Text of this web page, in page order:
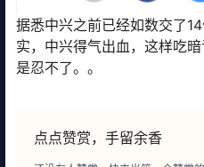
据悉中兴之前已经如数交了
实，中兴得气出血，这样吃
是忍不了。。
点点赞赏，手留余香